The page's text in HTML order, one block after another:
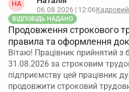
НА
06.08.2026 | 12:06Кадровий
ВІДПОВІДЬ НАДАНО
Продовження строкового
правила та оформлення
Вітаю! Працівник прийнятий з
31.08.2026 за строковим
підприємству цей працівник
продовжити строковий